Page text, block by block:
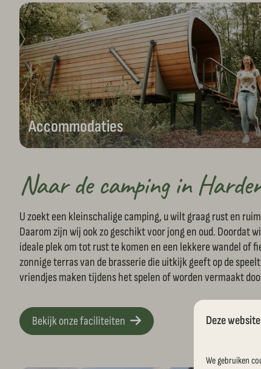
Accommodaties
Naar de camping in
U zoekt een kleinschalige camping, u wilt graag rust en
Daarom zijn wij ook zo geschikt voor jong en oud. Doordat
ideale plek om tot rust te komen en een lekkere wandel of
zonnige terras van de brasserie die uitkijk geeft op de
vriendjes maken tijdens het spelen of worden vermaakt
Bekijk onze faciliteiten Deze
We gebruiken